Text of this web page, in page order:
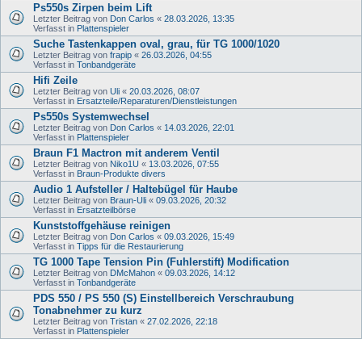
Ps550s Zirpen beim Lift
Letzter Beitrag von Don Carlos « 28.03.2026, 13:35
Verfasst in Plattenspieler
Suche Tastenkappen oval, grau, für TG 1000/1020
Letzter Beitrag von frapip « 26.03.2026, 04:55
Verfasst in Tonbandgeräte
Hifi Zeile
Letzter Beitrag von Uli « 20.03.2026, 08:07
Verfasst in Ersatzteile/Reparaturen/Dienstleistungen
Ps550s Systemwechsel
Letzter Beitrag von Don Carlos « 14.03.2026, 22:01
Verfasst in Plattenspieler
Braun F1 Mactron mit anderem Ventil
Letzter Beitrag von Niko1U « 13.03.2026, 07:55
Verfasst in Braun-Produkte divers
Audio 1 Aufsteller / Haltebügel für Haube
Letzter Beitrag von Braun-Uli « 09.03.2026, 20:32
Verfasst in Ersatzteilbörse
Kunststoffgehäuse reinigen
Letzter Beitrag von Don Carlos « 09.03.2026, 15:49
Verfasst in Tipps für die Restaurierung
TG 1000 Tape Tension Pin (Fuhlerstift) Modification
Letzter Beitrag von DMcMahon « 09.03.2026, 14:12
Verfasst in Tonbandgeräte
PDS 550 / PS 550 (S) Einstellbereich Verschraubung
Tonabnehmer zu kurz
Letzter Beitrag von Tristan « 27.02.2026, 22:18
Verfasst in Plattenspieler